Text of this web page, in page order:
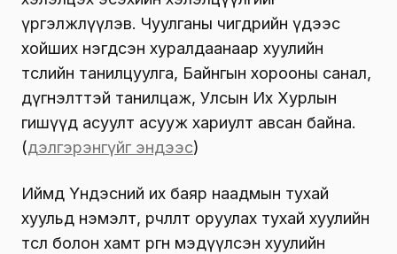
үргэлжлүүлэв. Чуулганы өчигдрийн үдээс
хойших нэгдсэн хуралдаанаар хуулийн
төслийн танилцуулга, Байнгын хорооны санал,
дүгнэлттэй танилцаж, Улсын Их Хурлын
гишүүд асуулт асууж хариулт авсан байна.
(дэлгэрэнгүйг эндээс)
Иймд Үндэсний их баяр наадмын тухай
хуульд нэмэлт, өөрчлөлт оруулах тухай хуулийн
төсөл болон хамт өргөн мэдүүлсэн хуулийн